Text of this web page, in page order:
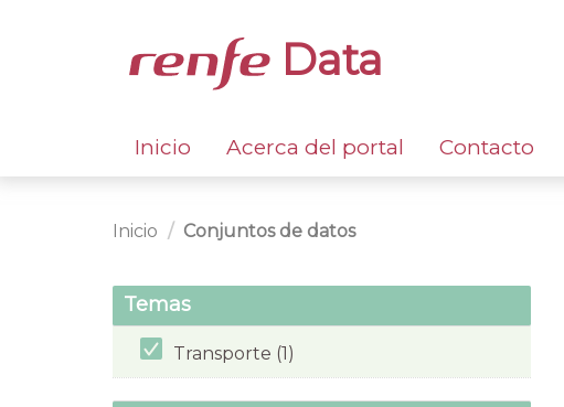
Data
Inicio Acerca del portal Contacto
Inicio Conjuntos de datos
Temas
Transporte (1)